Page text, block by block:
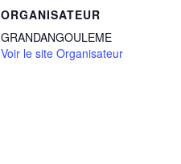
ORGANISATEUR
GRANDANGOULEME
Voir le site Organisateur